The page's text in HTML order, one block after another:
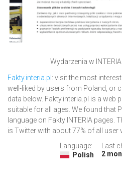
Wydarzenia w
Fakty.interia.pl : visit the most
well-liked by users from Poland, or
data below. Fakty.interia.pl is a web
suitable for all ages. We found that
language on Fakty INTERIA pages.
is Twitter with about 77% of all user
Language:
Polish
Last
2